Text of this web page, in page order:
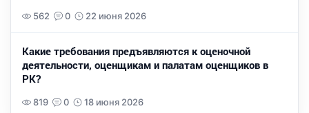
562 0 22 июня 2026
Какие требования предъявляются к оценочной
деятельности, оценщикам и палатам оценщиков в
РК?
819 0 18 июня 2026